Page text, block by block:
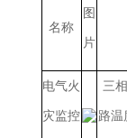
名称
图
片
电气火
灾监控
三
路温